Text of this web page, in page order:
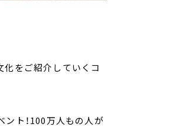
化をご紹介していくコ
ト！100万人もの人が